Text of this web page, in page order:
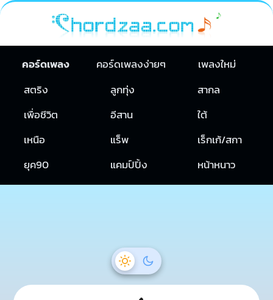
คอร์ดเพลง คอร์ดเพลงง่ายๆ
เพลงใหม่
สตริง
ลูกทุ่ง
สากล
เพื่อชีวิต
อีสาน
ใต้
เหนือ
แร็พ
เร็กเก้/สกา
ยุค90
แคมป์ปิ้ง หน้าหนาว